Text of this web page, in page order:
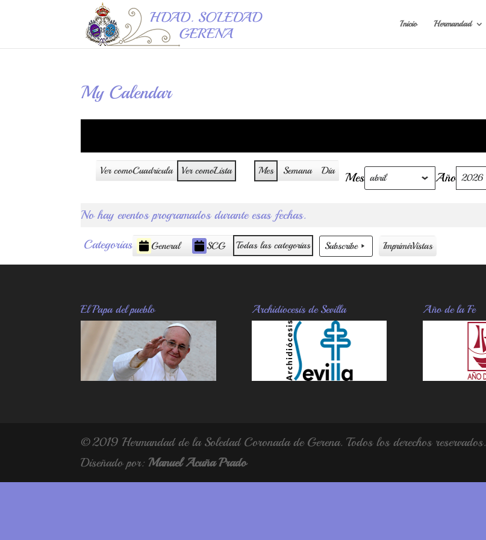
Inicio Hermandad
My Calendar
Ver comoCuadrícula Ver comoLista Mes Semana Día Mes Año
No hay eventos programados durante esas fechas.
Categorías
General SCG Todas las categorías Subscribe ImprimirVistas
El Papa del pueblo Archidiocesis de Sevilla Año de la Fe
© 2019 Hermandad de la Soledad Coronada de Gerena. Todos los derechos reservados.
Diseñado por: Manuel Acuña Prado